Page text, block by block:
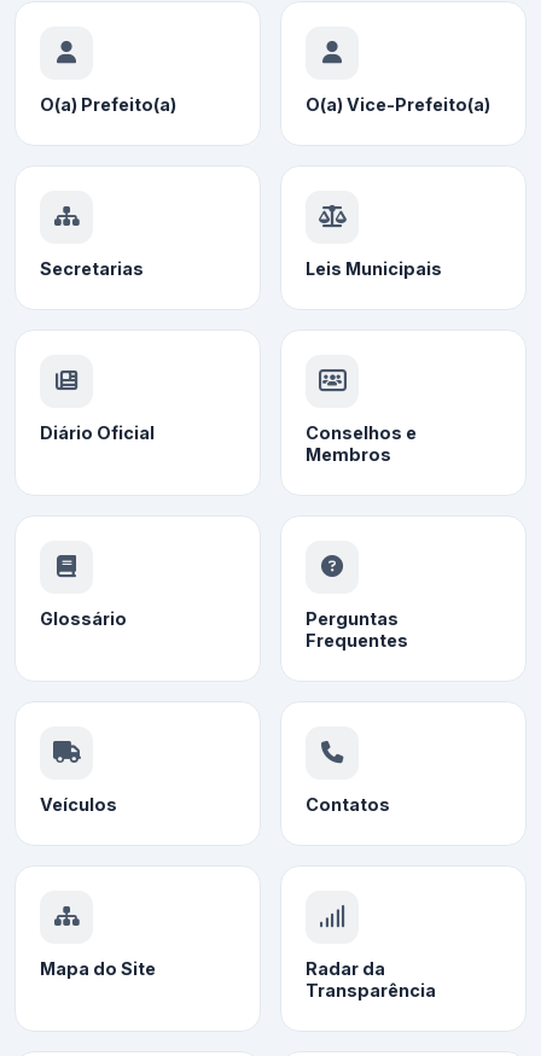
O(a) Prefeito(a) O(a) Vice-Prefeito(a)
Secretarias Leis Municipais
Diário Oficial
Conselhos e
Membros
Glossário
Perguntas
Frequentes
Veículos Contatos
Mapa do Site
Radar da
Transparência